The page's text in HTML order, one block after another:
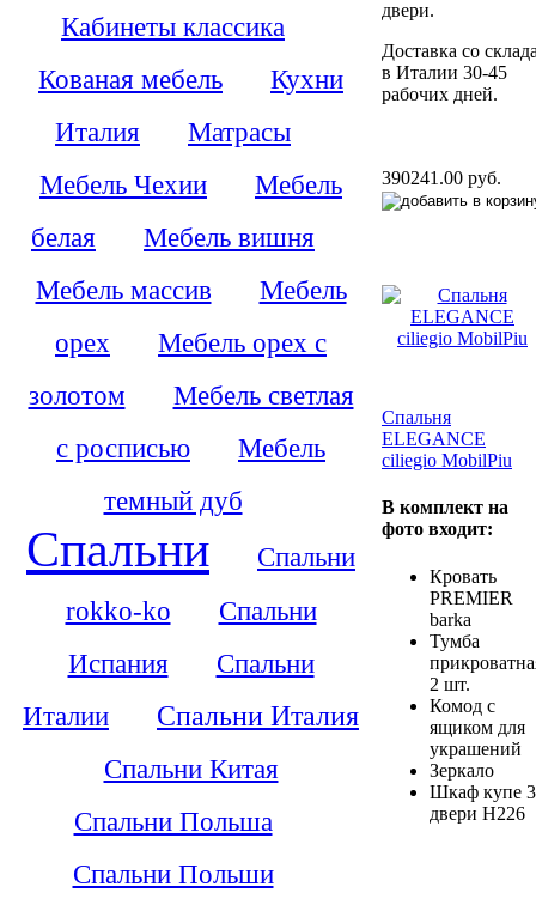
Кабинеты классика
Кованая мебель
Кухни
Италия
Матрасы
Мебель Чехии
Мебель
белая
Мебель вишня
Мебель массив
Мебель
орех
Мебель орех с
золотом
Мебель светлая
с росписью
Мебель
темный дуб
Спальни
Спальни
rokko-ko
Спальни
Испания
Спальни
Италии
Спальни Италия
Спальни Китая
Спальни Польша
Спальни Польши
двери.
Доставка со
в Италии 30-45
рабочих дней.
390241.00 руб.
Спальня
ELEGANCE
ciliegio MobilPiu
В комплект на
фото входит:
Кровать
PREMIER
barka
Тумба
2 шт.
Комод с
ящиком для
украшений
Зеркало
Шкаф купе 3
двери H226